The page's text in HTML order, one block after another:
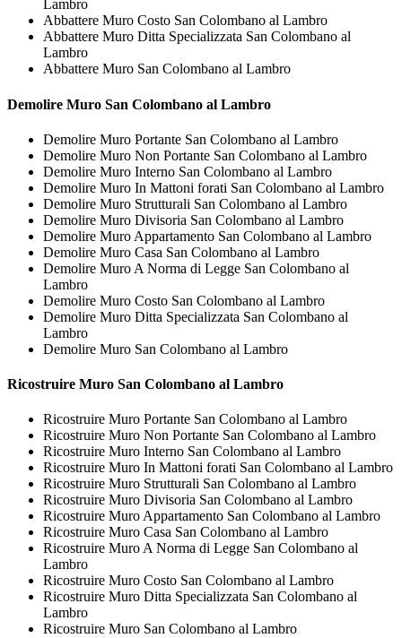
Lambro
Abbattere Muro Costo San Colombano al Lambro
Abbattere Muro Ditta Specializzata San Colombano al
Lambro
Abbattere Muro San Colombano al Lambro
Demolire Muro San Colombano al Lambro
Demolire Muro Portante San Colombano al Lambro
Demolire Muro Non Portante San Colombano al Lambro
Demolire Muro Interno San Colombano al Lambro
Demolire Muro In Mattoni forati San Colombano al Lambro
Demolire Muro Strutturali San Colombano al Lambro
Demolire Muro Divisoria San Colombano al Lambro
Demolire Muro Appartamento San Colombano al Lambro
Demolire Muro Casa San Colombano al Lambro
Demolire Muro A Norma di Legge San Colombano al
Lambro
Demolire Muro Costo San Colombano al Lambro
Demolire Muro Ditta Specializzata San Colombano al
Lambro
Demolire Muro San Colombano al Lambro
Ricostruire Muro San Colombano al Lambro
Ricostruire Muro Portante San Colombano al Lambro
Ricostruire Muro Non Portante San Colombano al Lambro
Ricostruire Muro Interno San Colombano al Lambro
Ricostruire Muro In Mattoni forati San Colombano al Lambro
Ricostruire Muro Strutturali San Colombano al Lambro
Ricostruire Muro Divisoria San Colombano al Lambro
Ricostruire Muro Appartamento San Colombano al Lambro
Ricostruire Muro Casa San Colombano al Lambro
Ricostruire Muro A Norma di Legge San Colombano al
Lambro
Ricostruire Muro Costo San Colombano al Lambro
Ricostruire Muro Ditta Specializzata San Colombano al
Lambro
Ricostruire Muro San Colombano al Lambro